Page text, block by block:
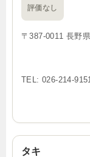
評価なし
〒387-0011 長野
TEL: 026-214-9151
タキ